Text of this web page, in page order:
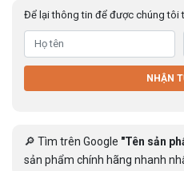
Để lại thông tin để được chúng tôi
NHẬN
🔎 Tìm trên Google "Tên sản
sản phẩm chính hãng nhanh